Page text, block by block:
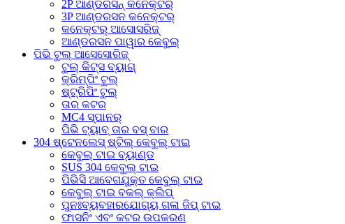
2P ଆଣ୍ଡରସନ୍ କନେକ୍ଟର୍
3P ଆଣ୍ଡରସନ କନେକ୍ଟର୍
କନେକ୍ଟର୍ ଆସୋସରିଜ୍
ଆଣ୍ଡରସନ ପାୱାର କେବୁଲ୍
ପିଭି ଟୁଲ୍ ଆସେସୋରିଜ୍
ଟୁଲ୍ କିଟ୍ସ ବ୍ୟାଗ୍
କ୍ରିମ୍ପିଂ ଟୁଲ୍
ଷ୍ଟ୍ରିପିଂ ଟୁଲ୍
ତାର କଟର
MC4 ସ୍ପାନର୍
ପିଭି ଟ୍ୟାବ୍ ତାର ବସ୍ ବାର
304 ଷ୍ଟେନଲେସ୍ ଷ୍ଟିଲ୍ କେବୁଲ୍ ଟାଇ
କେବୁଲ୍ ଟାଇ ବ୍ୟାଣ୍ଡ
SUS 304 କେବୁଲ୍ ଟାଇ
ପିଭିସି ଆବେଗଯୁକ୍ତ କେବୁଲ୍ ଟାଇ
କେବୁଲ୍ ଟାଇ ବକଲ୍ କ୍ଲିପ୍
ପୁନଃବ୍ୟବହାରଯୋଗ୍ୟ ଗଳା ଜିପ୍ ଟାଇ
ଫାସନିଂ ଏବଂ କଟର ଉପକରଣ